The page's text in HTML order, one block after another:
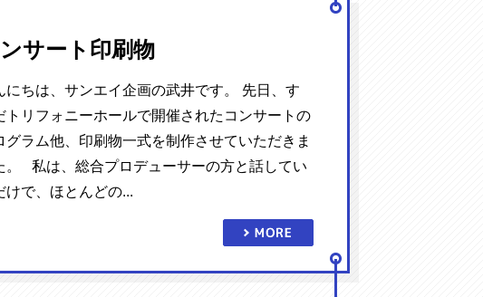
サート印刷物
にちは、サンエイ企画の武井です。 先日、す
トリフォニーホールで開催されたコンサートの
グラム他、印刷物一式を制作させていただきま
。 私は、総合プロデューサーの方と話してい
けで、ほとんどの...